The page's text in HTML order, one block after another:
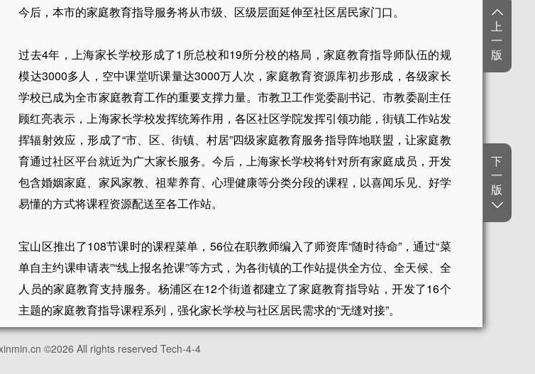
今后，本市的家庭教育指导服务将从市级、区级层面延伸至社区居民家门口。
过去4年，上海家长学校形成了1所总校和19所分校的格局，家庭教育指导师队伍的规
模达3000多人，空中课堂听课量达3000万人次，家庭教育资源库初步形成，各级家长
学校已成为全市家庭教育工作的重要支撑力量。市教卫工作党委副书记、市教委副主任
顾红亮表示，上海家长学校发挥统筹作用，各区社区学院发挥引领功能，街镇工作站发
挥辐射效应，形成了“市、区、街镇、村居”四级家庭教育服务指导阵地联盟，让家庭教
育通过社区平台就近为广大家长服务。今后，上海家长学校将针对所有家庭成员，开发
包含婚姻家庭、家风家教、祖辈养育、心理健康等分类分段的课程，以喜闻乐见、好学
易懂的方式将课程资源配送至各工作站。
宝山区推出了108节课时的课程菜单，56位在职教师编入了师资库“随时待命”，通过“菜
单自主约课申请表”“线上报名抢课”等方式，为各街镇的工作站提供全方位、全天候、全
人员的家庭教育支持服务。杨浦区在12个街道都建立了家庭教育指导站，开发了16个
主题的家庭教育指导课程系列，强化家长学校与社区居民需求的“无缝对接”。
为提升家庭教育服务的个性化与精准度，上海家长学校昨天开通了家庭教育指导服务专
上
一
版
下
一
版
©2026 All rights reserved Tech-4-4